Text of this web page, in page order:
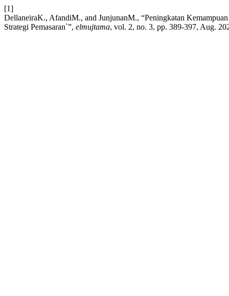
[1]
DellaneiraK., AfandiM., and JunjunanM., “Peningkatan
Strategi Pemasaran`”, elmujtama, vol. 2, no. 3, pp. 389-397, Aug.